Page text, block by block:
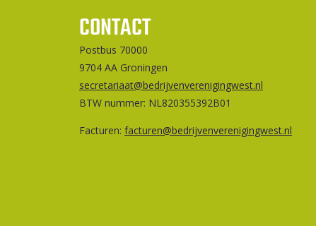
CONTACT
Postbus 70000
9704 AA Groningen
secretariaat@bedrijvenverenigingwest.nl
BTW nummer: NL820355392B01
Facturen: facturen@bedrijvenverenigingwest.nl